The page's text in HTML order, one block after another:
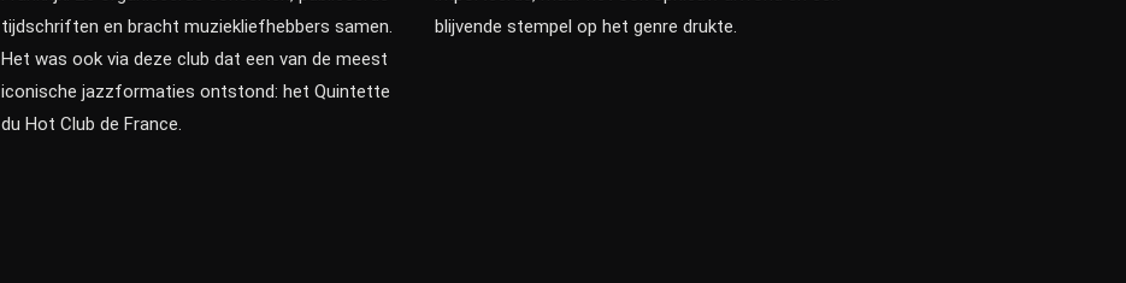
tijdschriften en bracht muziekliefhebbers samen.
Het was ook via deze club dat een van de meest
iconische jazzformaties ontstond: het Quintette
du Hot Club de France.
blijvende stempel op het genre drukte.